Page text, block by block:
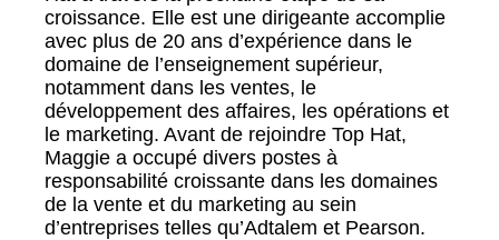
croissance. Elle est une dirigeante accomplie
avec plus de 20 ans d’expérience dans le
domaine de l’enseignement supérieur,
notamment dans les ventes, le
développement des affaires, les opérations et
le marketing. Avant de rejoindre Top Hat,
Maggie a occupé divers postes à
responsabilité croissante dans les domaines
de la vente et du marketing au sein
d’entreprises telles qu’Adtalem et Pearson.